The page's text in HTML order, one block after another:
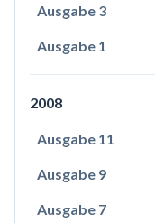
Ausgabe 3
Ausgabe 1
2008
Ausgabe 11
Ausgabe 9
Ausgabe 7